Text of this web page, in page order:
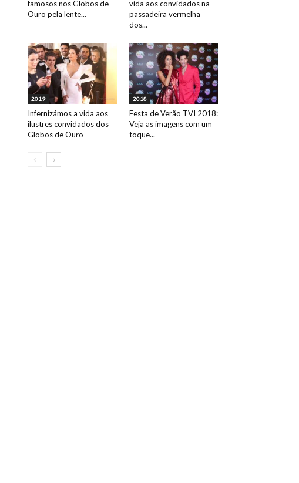
famosos nos Globos de
Ouro pela lente...
vida aos convidados na
passadeira vermelha
dos...
2019
Infernizámos a vida aos
ilustres convidados dos
Globos de Ouro
2018
Festa de Verão TVI 2018:
Veja as imagens com um
toque...